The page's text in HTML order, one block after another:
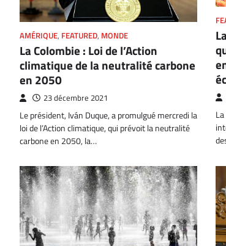
AMÉRIQUE, FEATURED, MONDE
La Colombie : Loi de l’Action
climatique de la neutralité carbone
en 2050
23 décembre 2021
Le président, Iván Duque, a promulgué mercredi la
loi de l’Action climatique, qui prévoit la neutralité
carbone en 2050, la…